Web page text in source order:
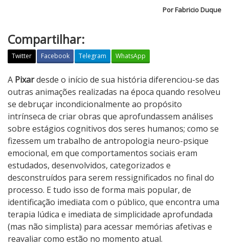
Por Fabricio Duque
Compartilhar:
Twitter Facebook Telegram WhatsApp
D
i
v
e
r
t
i
d
a
M
e
n
t
e
A Pixardesde o início de sua história diferenciou-se das
outras animações realizadas na época quando resolveu
se debruçar incondicionalmente ao propósito
intrínseca de criar obras que aprofundassem análises
sobre estágios cognitivos dos seres humanos; como se
fizessem um trabalho de antropologia neuro-psique
emocional, em que comportamentos sociais eram
estudados, desenvolvidos, categorizados e
desconstruídos para serem ressignificados no final do
processo. E tudo isso de forma mais popular, de
identificação imediata com o público, que encontra uma
terapia lúdica e imediata de simplicidade aprofundada
(mas não simplista) para acessar memórias afetivas e
reavaliar como estão no momento atual.